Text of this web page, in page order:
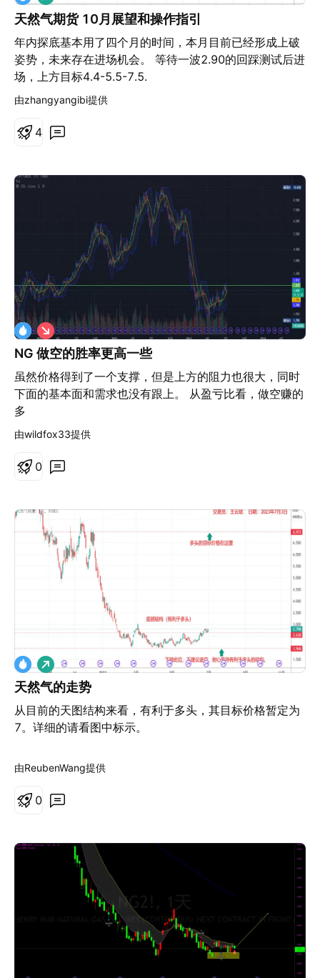
天然气期货 10月展望和操作指引
年内探底基本用了四个月的时间，本月目前已经形成上破
姿势，未来存在进场机会。 等待一波2.90的回踩测试后进
场，上方目标4.4-5.5-7.5.
多
由zhangyangibi提供
4
NG 做空的胜率更高一些
虽然价格得到了一个支撑，但是上方的阻力也很大，同时
下面的基本面和需求也没有跟上。 从盈亏比看，做空赚的
多
做
空
由wildfox33提供
0
天然气的走势
从目前的天图结构来看，有利于多头，其目标价格暂定为
7。详细的请看图中标示。
做
多
由ReubenWang提供
0